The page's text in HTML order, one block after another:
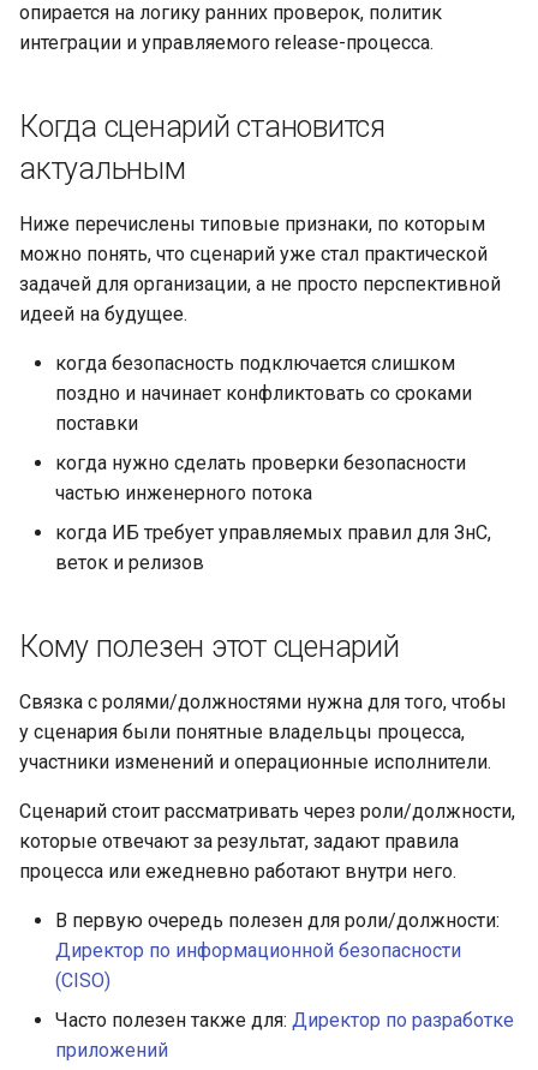
Push-операции
RubyGem
Conda
StarVault
Использование ИИ-
агентов
Компоненты
Подмодули
Интеграция с Kubernetes
Методы для Окружений
Методы для Пользователя
Методы для Проблем
Методы для Проектов
Методы для Реестра
пакетов
Методы для Репозиториев
реестра
Методы для Релизов
Методы для Тегов
Методы для CI/CD
Масштабирование
инженерного потока на
Снижение потерь на ручной
координации между
разработкой, ревью и
выпуском
Поддержка типовых
опирается на логику ранних проверок, политик
интеграции и управляемого release-процесса.
Когда сценарий становится
актуальным
Ниже перечислены типовые признаки, по которым
можно понять, что сценарий уже стал практической
задачей для организации, а не просто перспективной
идеей на будущее.
когда безопасность подключается слишком
поздно и начинает конфликтовать со сроками
поставки
когда нужно сделать проверки безопасности
частью инженерного потока
когда ИБ требует управляемых правил для ЗнС,
веток и релизов
Кому полезен этот сценарий
Связка с ролями/должностями нужна для того, чтобы
у сценария были понятные владельцы процесса,
участники изменений и операционные исполнители.
Сценарий стоит рассматривать через роли/должности,
которые отвечают за результат, задают правила
процесса или ежедневно работают внутри него.
В первую очередь полезен для роли/должности:
Директор по информационной безопасности
(CISO)
Часто полезен также для: Директор по разработке
приложений